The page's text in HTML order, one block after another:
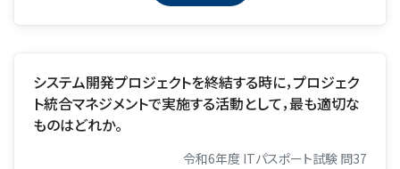
システム開発プロジェクトを終結する時に，プロジェク
ト統合マネジメントで実施する活動として，最も適切な
ものはどれか。
令和6年度 ITパスポート試験 問37